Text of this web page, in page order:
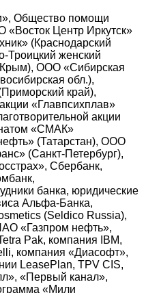
Общество помощи
Центр Иркутск»
(Краснодарский
Троицкий женский
Крым), ООО «Сибирская
обл.),
край),
«Главпсихплав»
акции
«СМАК»
(Татарстан), ООО
(Санкт-Петербург),
Сбербанк,
банка, юридические
Альфа-Банка,
(Seldico Russia),
«Газпром нефть»,
Pak, компания IBM,
компания «Диасофт»,
LeasePlan, TPV CIS,
«Первый канал»,
«Мили